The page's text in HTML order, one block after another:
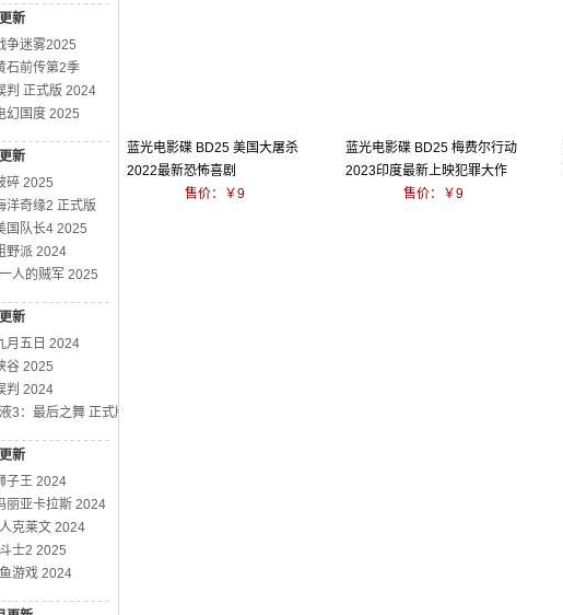
新
争迷雾2025
石前传第2季
判 正式版 2024
幻国度 2025
新
碎 2025
洋奇缘2 正式版
国队长4 2025
野派 2024
人的贼军 2025
新
月五日 2024
谷 2025
判 2024
3：最后之舞 正式版
新
子王 2024
丽亚卡拉斯 2024
克莱文 2024
士2 2025
游戏 2024
蓝光电影碟 BD25 美国大屠杀
2022最新恐怖喜剧
售价：￥9
蓝光电影碟 BD25 梅费尔行动
2023印度最新上映犯罪大作
售价：￥9